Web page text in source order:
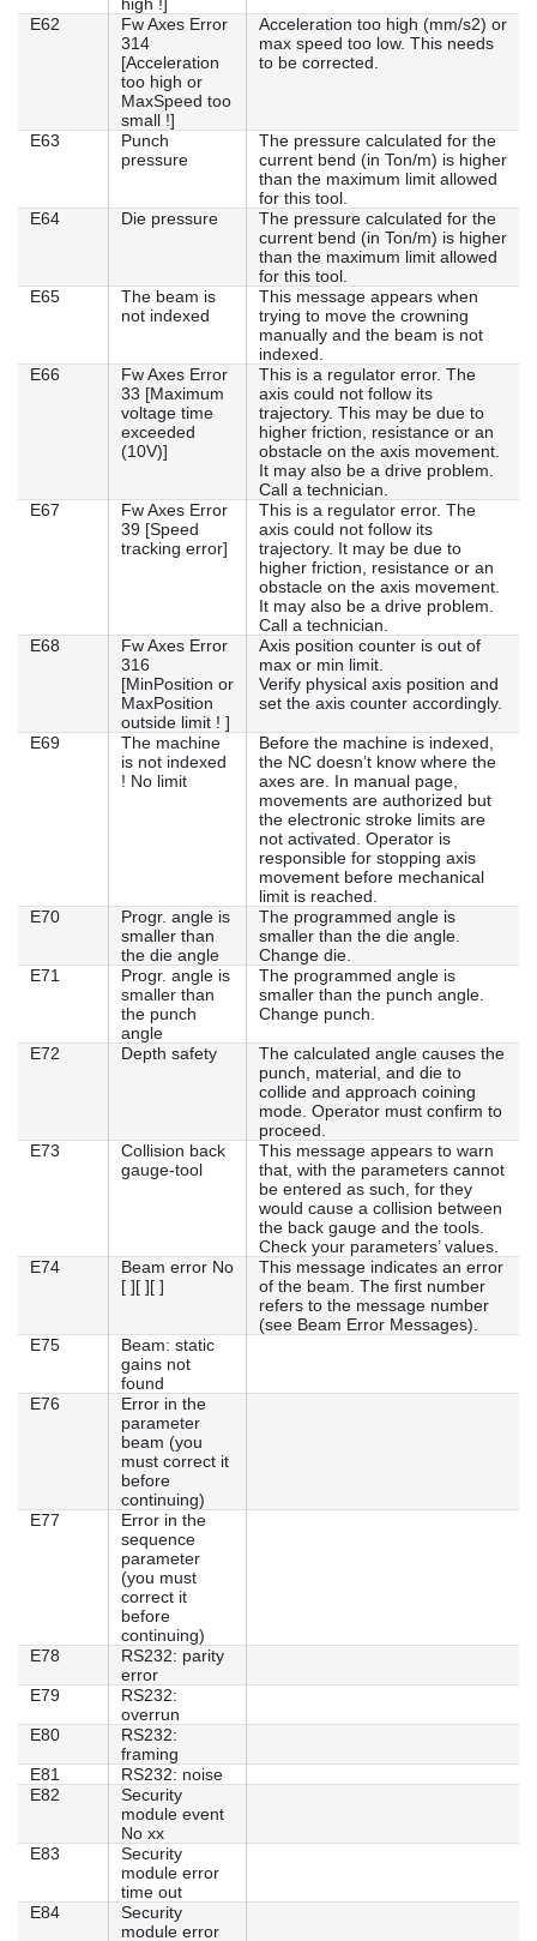
E62
Fw Axes Error
314
[Acceleration
too high or
MaxSpeed too
small !]
Acceleration too high (mm/s2) or
max speed too low. This needs
to be corrected.
E63
Punch
pressure
The pressure calculated for the
current bend (in Ton/m) is higher
than the maximum limit allowed
for this tool.
E64
Die pressure
The pressure calculated for the
current bend (in Ton/m) is higher
than the maximum limit allowed
for this tool.
E65
The beam is
not indexed
This message appears when
trying to move the crowning
manually and the beam is not
indexed.
E66
Fw Axes Error
33 [Maximum
voltage time
exceeded
(10V)]
This is a regulator error. The
axis could not follow its
trajectory. This may be due to
higher friction, resistance or an
obstacle on the axis movement.
It may also be a drive problem.
Call a technician.
E67
Fw Axes Error
39 [Speed
tracking error]
This is a regulator error. The
axis could not follow its
trajectory. It may be due to
higher friction, resistance or an
obstacle on the axis movement.
It may also be a drive problem.
Call a technician.
E68
Fw Axes Error
316
[MinPosition or
MaxPosition
outside limit ! ]
Axis position counter is out of
max or min limit.
Verify physical axis position and
set the axis counter accordingly.
E69
The machine
is not indexed
! No limit
Before the machine is indexed,
the NC doesn’t know where the
axes are. In manual page,
movements are authorized but
the electronic stroke limits are
not activated. Operator is
responsible for stopping axis
movement before mechanical
limit is reached.
E70
Progr. angle is
smaller than
the die angle
The programmed angle is
smaller than the die angle.
Change die.
E71
Progr. angle is
smaller than
the punch
angle
The programmed angle is
smaller than the punch angle.
Change punch.
E72 Depth safety
The calculated angle causes the
punch, material, and die to
collide and approach coining
mode. Operator must confirm to
proceed.
E73
Collision back
gauge-tool
This message appears to warn
that, with the parameters cannot
be entered as such, for they
would cause a collision between
the back gauge and the tools.
Check your parameters’ values.
E74
Beam error No
[ ][ ][ ]
This message indicates an error
of the beam. The first number
refers to the message number
(see Beam Error Messages).
E75
Beam: static
gains not
found
E76
Error in the
parameter
beam (you
must correct it
before
continuing)
E77
Error in the
sequence
parameter
(you must
correct it
before
continuing)
E78
RS232: parity
error
E79
RS232:
overrun
E80
RS232:
framing
E81
RS232: noise
E82
Security
module event
No xx
E83
Security
module error
time out
E84
Security
module error